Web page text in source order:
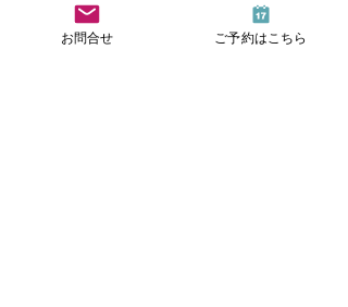
お問合せ ご予約はこちら